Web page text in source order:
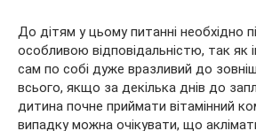
До дітям у цьому питанні необхідно
особливою відповідальністю, так як
сам по собі дуже вразливий до
всього, якщо за декілька днів до
дитина почне приймати вітамінний
випадку можна очікувати, що